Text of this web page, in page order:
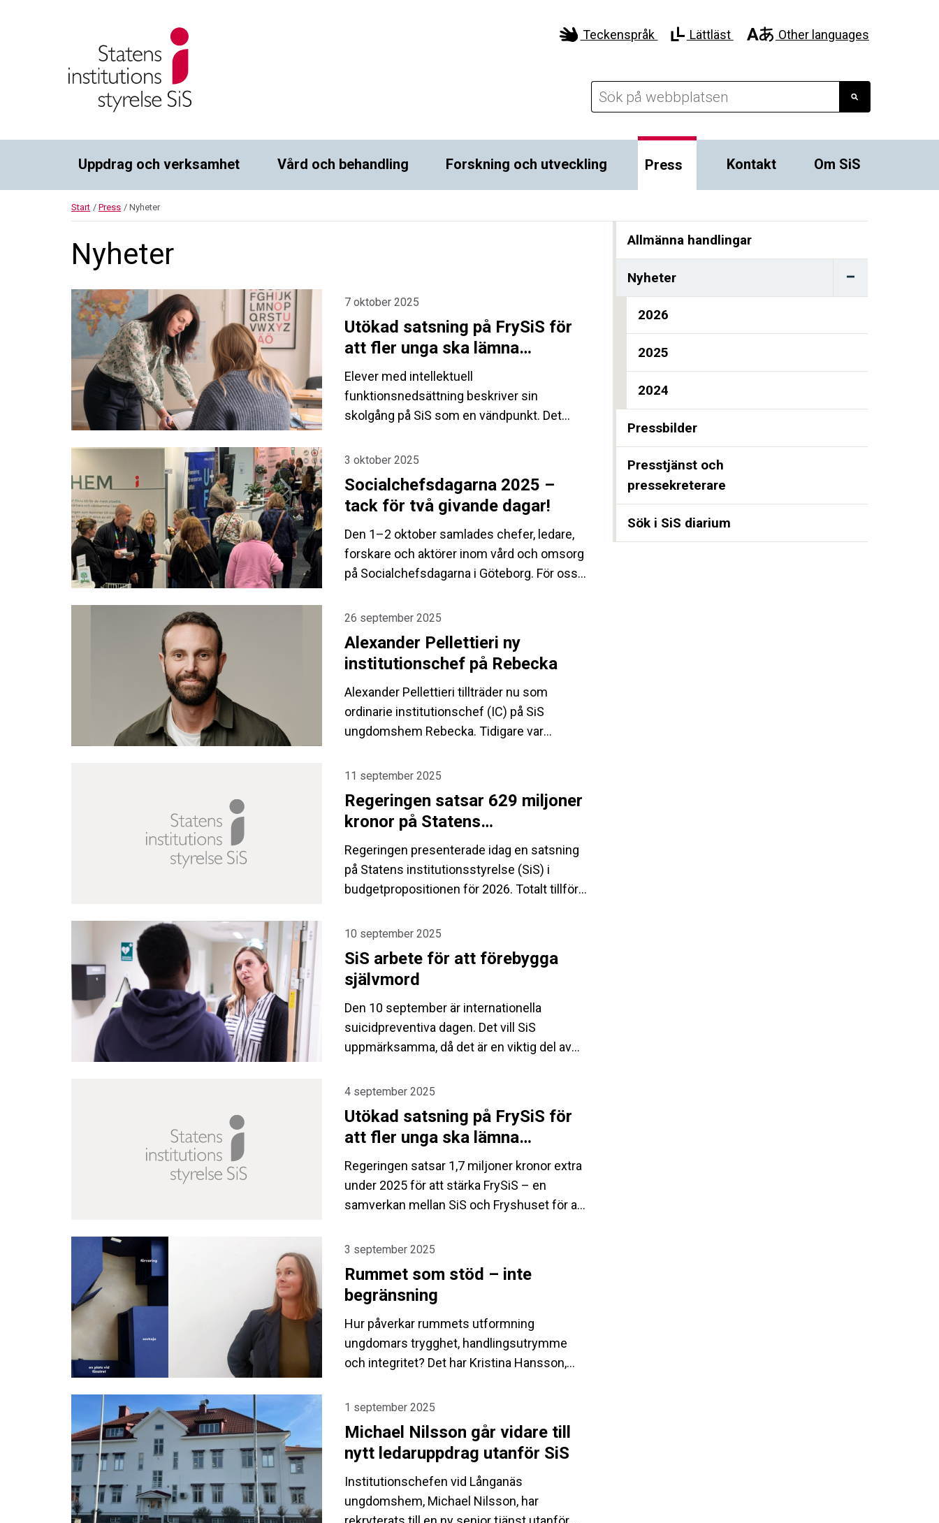
Teckenspråk Lättläst Other languages
Uppdrag och verksamhet Vård och behandling Forskning och utveckling Press Kontakt Om SiS
Start / Press / Nyheter
Allmänna handlingar
Nyheter
2026
2025
2024
Pressbilder
Presstjänst och
pressekreterare
Sök i SiS diarium
Nyheter
7 oktober 2025
Utökad satsning på FrySiS för
att fler unga ska lämna
kriminaliteten
Elever med intellektuell
funktionsnedsättning beskriver sin
skolgång på SiS som en vändpunkt. Det
forskningsprojekt.
3 oktober 2025
Socialchefsdagarna 2025 –
tack för två givande dagar!
Den 1–2 oktober samlades chefer, ledare,
forskare och aktörer inom vård och omsorg
på Socialchefsdagarna i Göteborg. För oss
intressanta möten och viktiga samtal.
26 september 2025
Alexander Pellettieri ny
institutionschef på Rebecka
Alexander Pellettieri tillträder nu som
ordinarie institutionschef (IC) på SiS
ungdomshem Rebecka. Tidigare var
ungdomshem Eknäs.
11 september 2025
Regeringen satsar 629 miljoner
kronor på Statens
institutionsstyrelse 2026
Regeringen presenterade idag en satsning
på Statens institutionsstyrelse (SiS) i
budgetpropositionen för 2026. Totalt tillförs
stärka vården, öka kapaciteten samt
10 september 2025
SiS arbete för att förebygga
självmord
Den 10 september är internationella
suicidpreventiva dagen. Det vill SiS
uppmärksamma, då det är en viktig del av
4 september 2025
Utökad satsning på FrySiS för
att fler unga ska lämna
kriminaliteten
Regeringen satsar 1,7 miljoner kronor extra
under 2025 för att stärka FrySiS – en
samverkan mellan SiS och Fryshuset för att
3 september 2025
Rummet som stöd – inte
begränsning
Hur påverkar rummets utformning
ungdomars trygghet, handlingsutrymme
och integritet? Det har Kristina Hansson,
nyexaminerad inredningsarkitekt, utforskat i
sitt examensarbete – med SiS-hemmen
som utgångspunkt.
1 september 2025
Michael Nilsson går vidare till
nytt ledaruppdrag utanför SiS
Institutionschefen vid Långanäs
ungdomshem, Michael Nilsson, har